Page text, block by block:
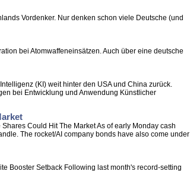
Vordenker. Nur denken schon viele Deutsche (und
bei Atomwaffeneinsätzen. Auch über eine deutsche
(KI) weit hinter den USA und China zurück.
bei Entwicklung und Anwendung Künstlicher
Could Hit The Market As of early Monday cash
The rocket/AI company bonds have also come under
Booster Setback Following last month's record-setting